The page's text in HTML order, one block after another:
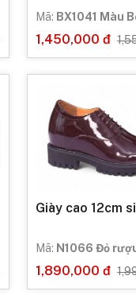
Mã: BX1041 Màu
1,450,000 đ
Giày cao 12cm
Mã: N1066 Đỏ
1,890,000 đ